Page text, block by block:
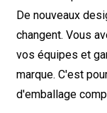
De nouveaux
changent. Vous
vos équipes et
marque. C'est
d'emballage